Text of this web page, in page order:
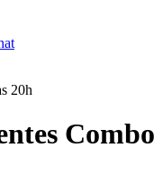
20h